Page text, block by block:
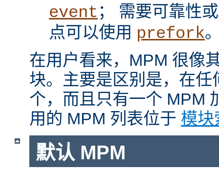
event ； 需要可靠性
点可以使用 prefork
在用户看来，MPM 很像
块。主要是区别是，在任
个，而且只有一个 MPM
用的 MPM 列表位于 模块
默认 MPM